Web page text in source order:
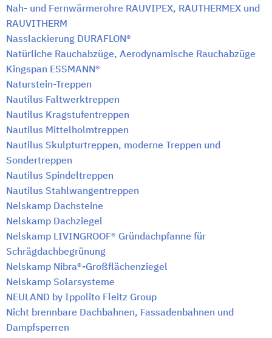
Nah- und Fernwärmerohre RAUVIPEX, RAUTHERMEX und
RAUVITHERM
Nasslackierung DURAFLON®
Natürliche Rauchabzüge, Aerodynamische Rauchabzüge
Kingspan ESSMANN®
Naturstein-Treppen
Nautilus Faltwerktreppen
Nautilus Kragstufentreppen
Nautilus Mittelholmtreppen
Nautilus Skulpturtreppen, moderne Treppen und
Sondertreppen
Nautilus Spindeltreppen
Nautilus Stahlwangentreppen
Nelskamp Dachsteine
Nelskamp Dachziegel
Nelskamp LIVINGROOF® Gründachpfanne für
Schrägdachbegrünung
Nelskamp Nibra®-Großflächenziegel
Nelskamp Solarsysteme
NEULAND by Ippolito Fleitz Group
Nicht brennbare Dachbahnen, Fassadenbahnen und
Dampfsperren